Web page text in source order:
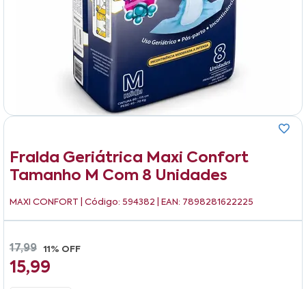
Fralda Geriátrica Maxi Confort
Tamanho M Com 8 Unidades
MAXI CONFORT | Código: 594382 | EAN: 7898281622225
17,99 11% OFF
15,99